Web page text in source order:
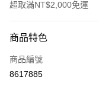
超取滿NT$2,000免運
信用卡一次付款
信用卡分期付款
商品特色
商品編號
8617885